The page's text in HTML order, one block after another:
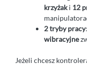
krzyżaki 12
2 tryby pracy
wibracyjne
Jeżeli chcesz